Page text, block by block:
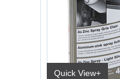
Quick View+